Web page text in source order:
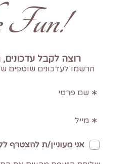
!Don't Miss The Fun